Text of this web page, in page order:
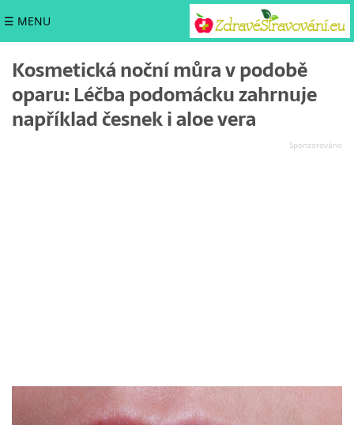
☰ MENU
Kosmetická noční můra v podobě
oparu: Léčba podomácku zahrnuje
například česnek i aloe vera